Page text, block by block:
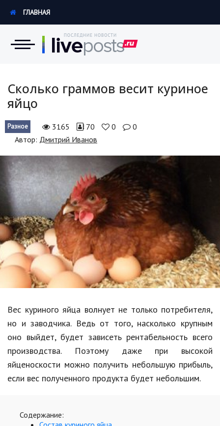
Экономика
Происшествия
Россия
Наука и техника
Политика
Образование
В мире
Культура
Авто, мото
Спорт
Знаменитости
Статьи
Обзоры
Красота и здоровье
ГЛАВНАЯ
Сколько граммов весит куриное
яйцо
Разное 3165 70 0
0
Автор: Дмитрий Иванов
Вес куриного яйца волнует не только потребителя,
но и заводчика. Ведь от того, насколько крупным
оно выйдет, будет зависеть рентабельность всего
производства. Поэтому даже при высокой
яйценоскости можно получить небольшую прибыль,
если вес полученного продукта будет небольшим.
Содержание: